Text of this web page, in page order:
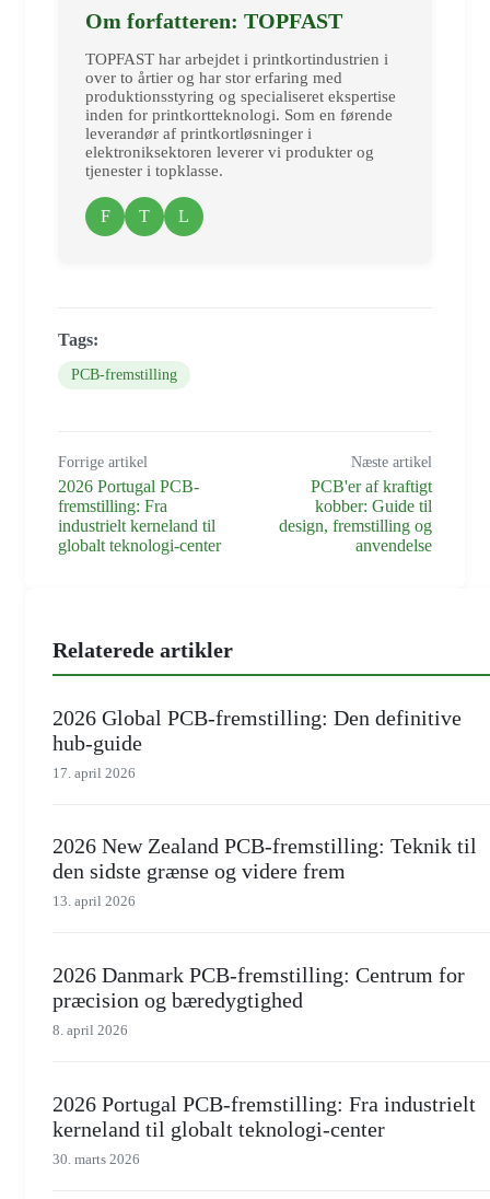
Om forfatteren: TOPFAST
TOPFAST har arbejdet i printkortindustrien i
over to årtier og har stor erfaring med
produktionsstyring og specialiseret ekspertise
inden for printkortteknologi. Som en førende
leverandør af printkortløsninger i
elektroniksektoren leverer vi produkter og
tjenester i topklasse.
F T L
Tags:
PCB-fremstilling
Forrige artikel
2026 Portugal PCB-
fremstilling: Fra
industrielt kerneland til
globalt teknologi-center
Næste artikel
PCB'er af kraftigt
kobber: Guide til
design, fremstilling og
anvendelse
Relaterede artikler
2026 Global PCB-fremstilling: Den definitive
hub-guide
17. april 2026
2026 New Zealand PCB-fremstilling: Teknik til
den sidste grænse og videre frem
13. april 2026
2026 Danmark PCB-fremstilling: Centrum for
præcision og bæredygtighed
8. april 2026
2026 Portugal PCB-fremstilling: Fra industrielt
kerneland til globalt teknologi-center
30. marts 2026